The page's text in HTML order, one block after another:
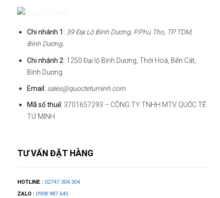
Chi nhánh 1: 39 Đại Lộ Bình Dương, P.Phú Thọ, TP TDM,
Bình Dương.
Chi nhánh 2: 1250 Đại lộ Bình Dương, Thới Hoà, Bến Cát,
Bình Dương.
Email: sales@quoctetuminh.com
Mã số thuế: 3701657293 – CÔNG TY TNHH MTV QUỐC TẾ
TỨ MINH
TƯ VẤN ĐẶT HÀNG
HOTLINE : 02747.304.304
ZALO : 0908.987.645